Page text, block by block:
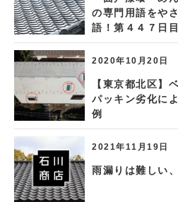
の専門用語をや
語！第４４７日目
2020年10月20日
【東京都北区】
パッキン劣化に
例
2021年11月19日
雨漏りは難し